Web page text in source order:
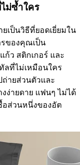
ม่ซ้ำใคร
เป็นวิธีที่ยอดเยี่ยมใน
รของคุณเป็น
ว สติกเกอร์ และ
ลที่ไม่เหมือนใคร
ายส่วนตัวและ
ง่ายดาย แฟนๆ ไม่ได้
ส่วนหนึ่งของอัต